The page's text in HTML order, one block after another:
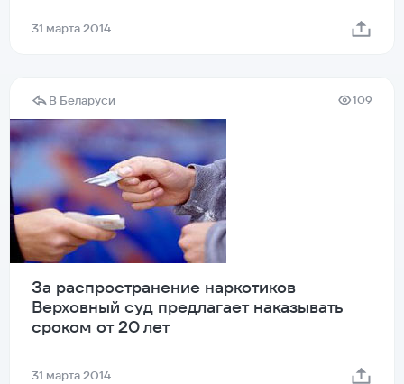
31 марта 2014
В Беларуси 109
За распространение наркотиков
Верховный суд предлагает наказывать
сроком от 20 лет
31 марта 2014